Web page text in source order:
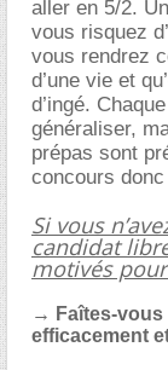
aller en 5/2.
vous risquez
vous rendrez
d’une vie et
d’ingé.
généraliser,
prépas sont
concours donc
Si vous
candidat
motivés
→ Faîtes-vous
efficacement